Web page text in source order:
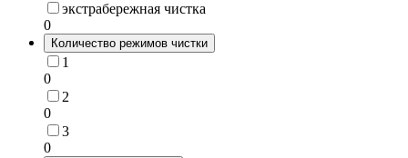
экстрабережная чистка
0
Количество режимов чистки
1
0
2
0
3
0